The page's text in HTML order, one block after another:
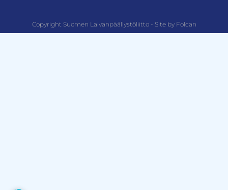
Copyright Suomen Laivanpäällystöliitto - Site by Folcan